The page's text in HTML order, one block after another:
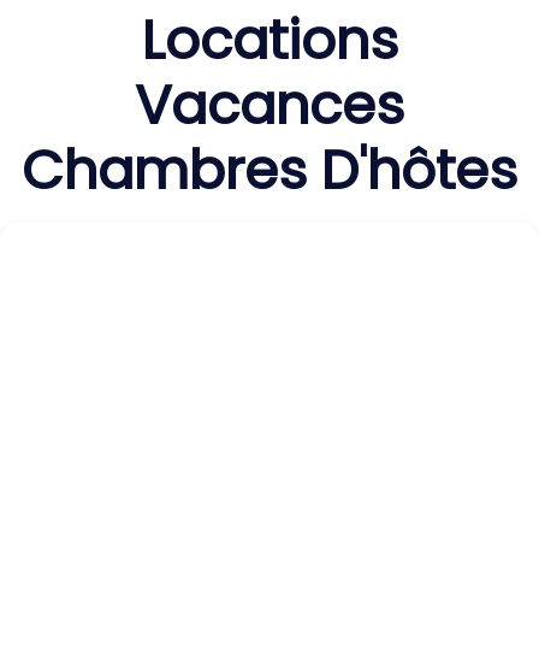
Locations
Vacances
Chambres D'hôtes